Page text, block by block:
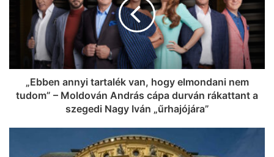
Városában!
„Ebben annyi tartalék van, hogy elmondani nem
tudom” – Moldován András cápa durván rákattant a
szegedi Nagy Iván „űrhajójára”